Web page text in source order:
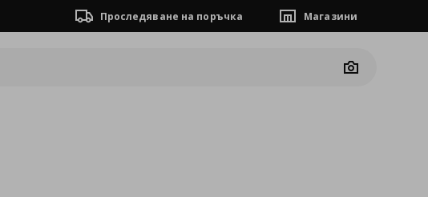
Проследяване на поръчка Магазини
Camera